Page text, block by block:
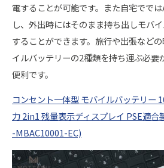
電することが可能です。また自宅でで
し、外出時にはそのまま持ち出しモバ
することができます。旅行や出張など
イルバッテリーの2種類を持ち運ぶ必要
便利です。
コンセント一体型 モバイルバッテリー
力 2in1 残量表示ディスプレイ PSE適
-MBAC10001-EC)